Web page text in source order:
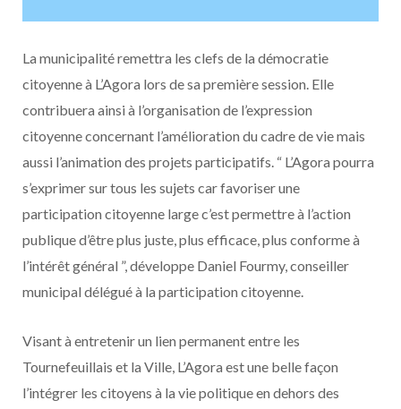
La municipalité remettra les clefs de la démocratie
citoyenne à L’Agora lors de sa première session. Elle
contribuera ainsi à l’organisation de l’expression
citoyenne concernant l’amélioration du cadre de vie mais
aussi l’animation des projets participatifs. “ L’Agora pourra
s’exprimer sur tous les sujets car favoriser une
participation citoyenne large c’est permettre à l’action
publique d’être plus juste, plus efficace, plus conforme à
l’intérêt général ”, développe Daniel Fourmy, conseiller
municipal délégué à la participation citoyenne.
Visant à entretenir un lien permanent entre les
Tournefeuillais et la Ville, L’Agora est une belle façon
l’intégrer les citoyens à la vie politique en dehors des